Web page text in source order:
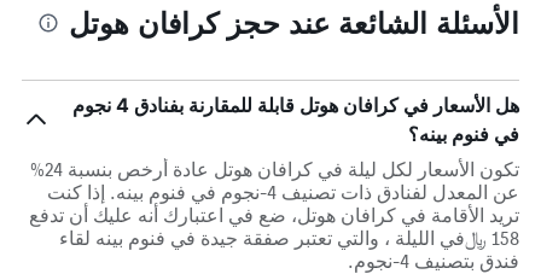
الأسئلة الشائعة عند حجز كرافان هوتل
هل الأسعار في كرافان هوتل قابلة للمقارنة بفنادق 4 نجوم
في فنوم بينه؟
تكون الأسعار لكل ليلة في كرافان هوتل عادة أرخص بنسبة 24%
عن المعدل لفنادق ذات تصنيف 4-نجوم في فنوم بينه. إذا كنت
تريد الأقامة في كرافان هوتل، ضع في اعتبارك أنه عليك أن تدفع
158 ﷼في الليلة ، والتي تعتبر صفقة جيدة في فنوم بينه لقاء
فندق بتصنيف 4-نجوم.